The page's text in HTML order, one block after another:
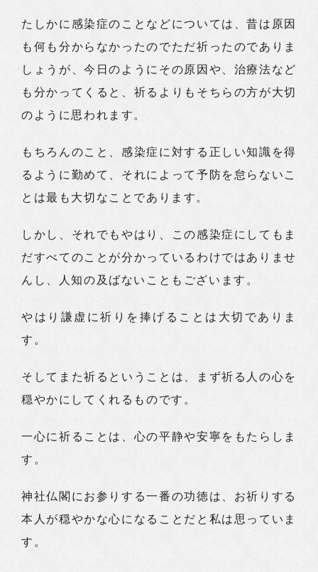
たしかに感染症のことなどについては、昔は原因
も何も分からなかったのでただ祈ったのでありま
しょうが、今日のようにその原因や、治療法など
も分かってくると、祈るよりもそちらの方が大切
のように思われます。
もちろんのこと、感染症に対する正しい知識を得
るように勤めて、それによって予防を怠らないこ
とは最も大切なことであります。
しかし、それでもやはり、この感染症にしてもま
だすべてのことが分かっているわけではありませ
んし、人知の及ばないこともございます。
やはり謙虚に祈りを捧げることは大切でありま
す。
そしてまた祈るということは、まず祈る人の心を
穏やかにしてくれるものです。
一心に祈ることは、心の平静や安寧をもたらしま
す。
神社仏閣にお参りする一番の功徳は、お祈りする
本人が穏やかな心になることだと私は思っていま
す。